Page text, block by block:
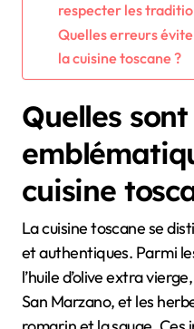
respecter les
Quelles erreurs
la cuisine toscane ?
Quelles
cuisine
La cuisine toscane se
et authentiques. Parmi
l’huile d’olive extra
San Marzano, et les